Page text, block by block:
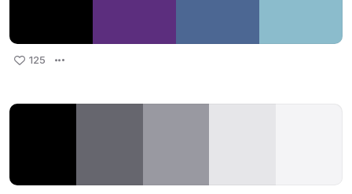
125